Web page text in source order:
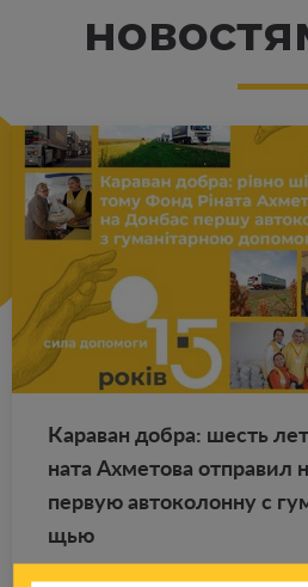
Ка­ра­ван добра: шесть
на­та Ах­ме­то­ва от­пра­вил
первую ав­то­ко­лон­ну с
щью